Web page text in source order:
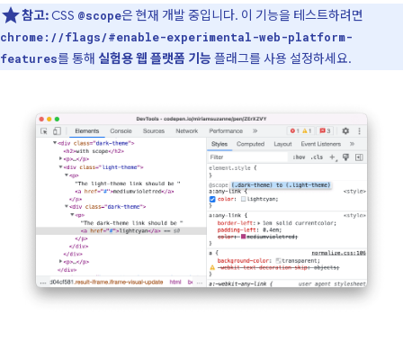
참고: CSS @scope은 현재 개발 중입니다. 이 기능을 테스트하려면
chrome://flags/#enable-experimental-web-platform-
features를 통해 실험용 웹 플랫폼 기능 플래그를 사용 설정하세요.